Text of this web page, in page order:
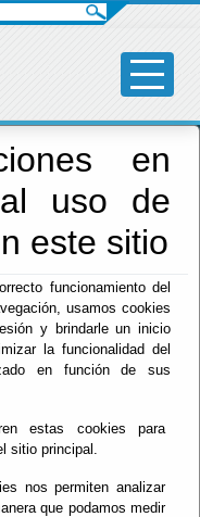
en
uso de
este sitio
funcionamiento del
usamos cookies
y brindarle un inicio
la funcionalidad del
en función de sus
estas cookies para
sitio principal.
nos permiten analizar
que podamos medir
MATERIAL
2026-2027
Ver evento